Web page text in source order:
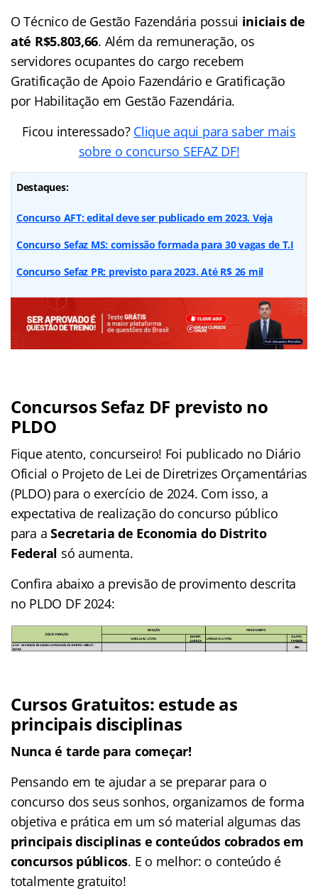
O Técnico de Gestão Fazendária possui iniciais de
até R$5.803,66. Além da remuneração, os
servidores ocupantes do cargo recebem
Gratificação de Apoio Fazendário e Gratificação
por Habilitação em Gestão Fazendária.
Ficou interessado? Clique aqui para saber mais
sobre o concurso SEFAZ DF!
Destaques:
Concurso AFT: edital deve ser publicado em 2023. Veja
Concurso Sefaz MS: comissão formada para 30 vagas de T.I
Concurso Sefaz PR: previsto para 2023. Até R$ 26 mil
Concursos Sefaz DF previsto no
PLDO
Fique atento, concurseiro! Foi publicado no Diário
Oficial o Projeto de Lei de Diretrizes Orçamentárias
(PLDO) para o exercício de 2024. Com isso, a
expectativa de realização do concurso público
para aSecretaria de Economia do Distrito
Federal só aumenta.
Confira abaixo a previsão de provimento descrita
no PLDO DF 2024:
Cursos Gratuitos: estude as
principais disciplinas
Nunca é tarde para começar!
Pensando em te ajudar a se preparar para o
concurso dos seus sonhos, organizamos de forma
objetiva e prática em um só material algumas das
principais disciplinas e conteúdos cobrados em
concursos públicos. E o melhor: o conteúdo é
totalmente gratuito!